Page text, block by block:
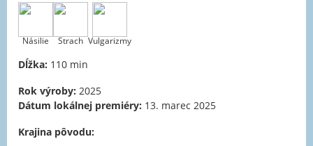
Násilie Strach Vulgarizmy
Dĺžka: 110 min
Rok výroby: 2025
Dátum lokálnej premiéry: 13. marec 2025
Krajina pôvodu: